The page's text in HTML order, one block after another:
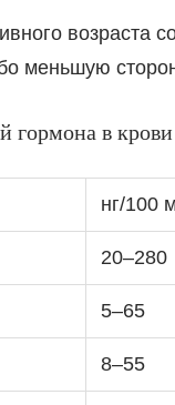
возраста
меньшую
гормона в
нг/100
20–280
5–65
8–55